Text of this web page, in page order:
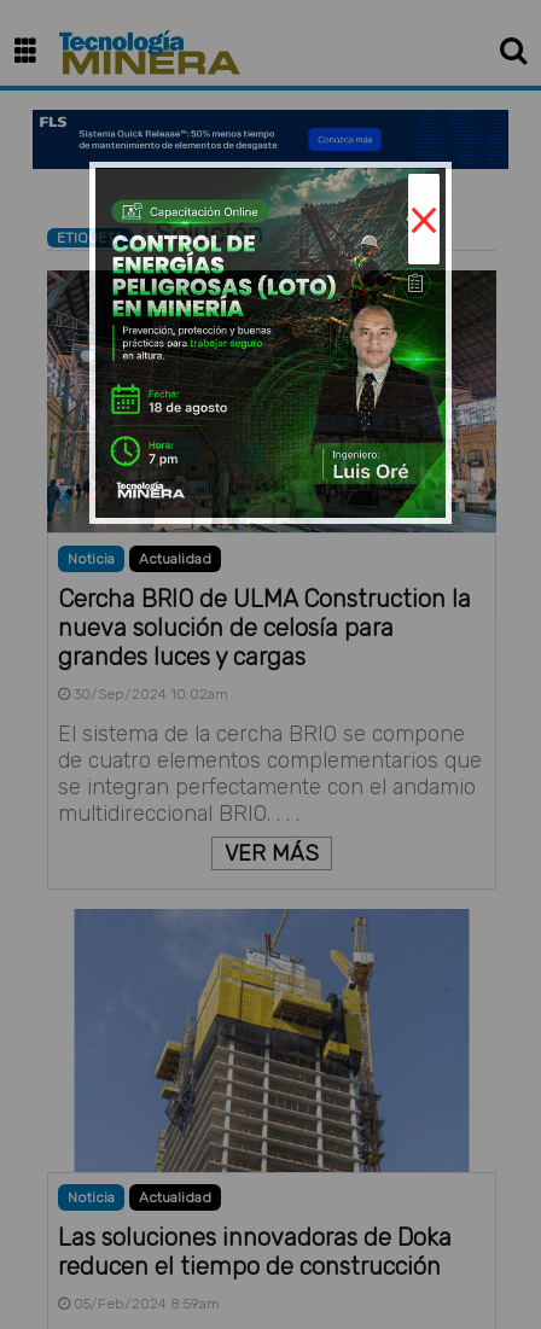
ETIQUETA : Solución
Noticia Actualidad
Cercha BRIO de ULMA Construction la
nueva solución de celosía para
grandes luces y cargas
30/Sep/2024 10:02am
El sistema de la cercha BRIO se compone
de cuatro elementos complementarios que
se integran perfectamente con el andamio
multidireccional BRIO. . . .
VER MÁS
Noticia Actualidad
Las soluciones innovadoras de Doka
reducen el tiempo de construcción
05/Feb/2024 8:59am
×